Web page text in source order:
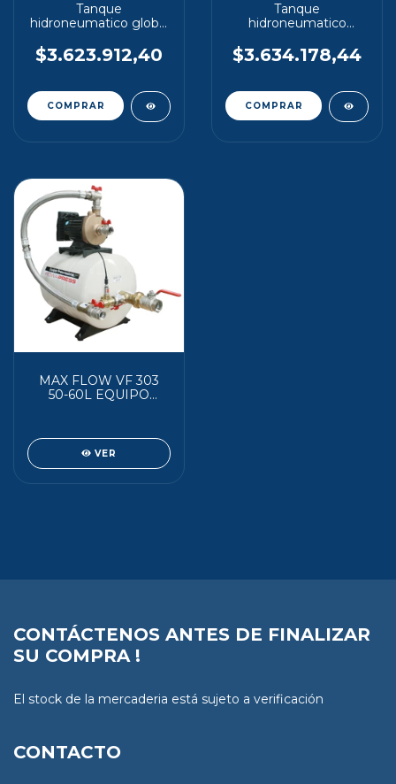
Tanque
hidroneumatico global
vertical
$3.623.912,40
Tanque
hidroneumatico
vertical
$3.634.178,44
MAX FLOW VF 303
50-60L EQUIPO
VER
CONTÁCTENOS ANTES DE FINALIZAR
SU COMPRA !
El stock de la mercaderia está sujeto a verificación
CONTACTO